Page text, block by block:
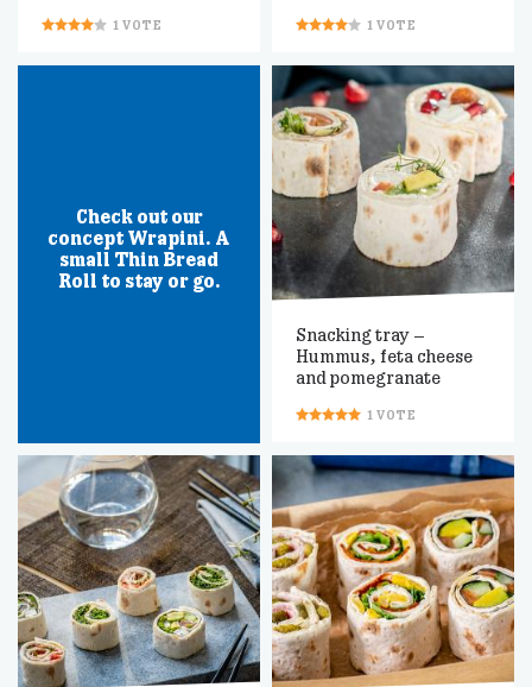
1 VOTE 1 VOTE
Check out our
concept Wrapini. A
small Thin Bread
Roll to stay or go.
Snacking tray –
Hummus, feta cheese
and pomegranate
1 VOTE